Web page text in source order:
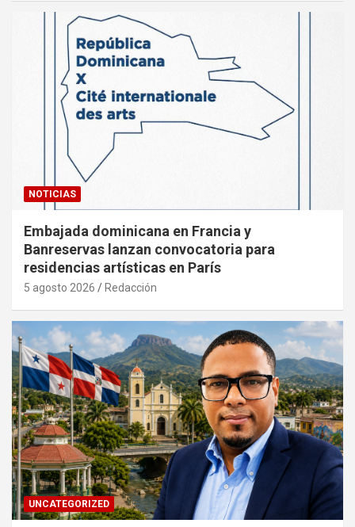
NOTICIAS
Embajada dominicana en Francia y
Banreservas lanzan convocatoria para
residencias artísticas en París
5 agosto 2026 Redacción
UNCATEGORIZED